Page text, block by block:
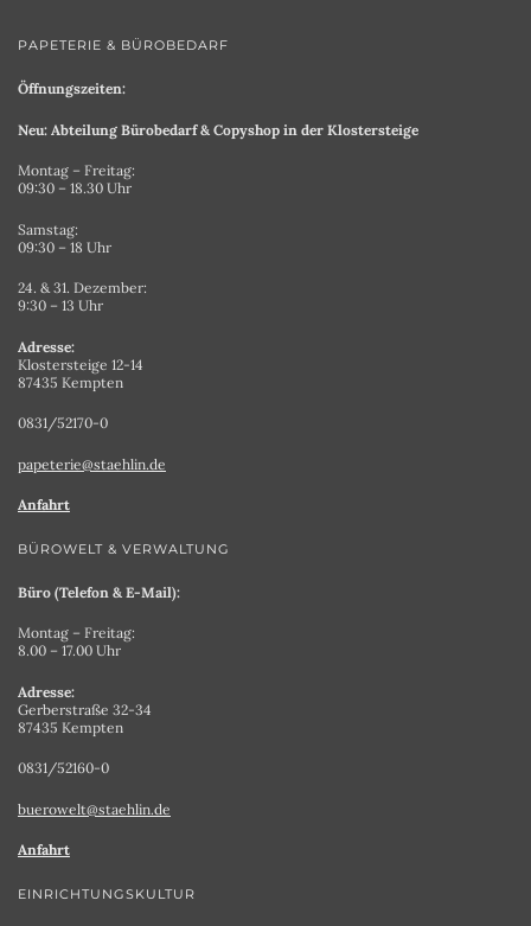
PAPETERIE & BÜROBEDARF
Öffnungszeiten:
Neu: Abteilung Bürobedarf & Copyshop in der Klostersteige
Montag – Freitag:
09:30 – 18.30 Uhr
Samstag:
09:30 – 18 Uhr
24. & 31. Dezember:
9:30 – 13 Uhr
Adresse:
Klostersteige 12-14
87435 Kempten
0831/52170-0
papeterie@staehlin.de
Anfahrt
BÜROWELT & VERWALTUNG
Büro (Telefon & E-Mail):
Montag – Freitag:
8.00 – 17.00 Uhr
Adresse:
Gerberstraße 32-34
87435 Kempten
0831/52160-0
buerowelt@staehlin.de
Anfahrt
EINRICHTUNGSKULTUR